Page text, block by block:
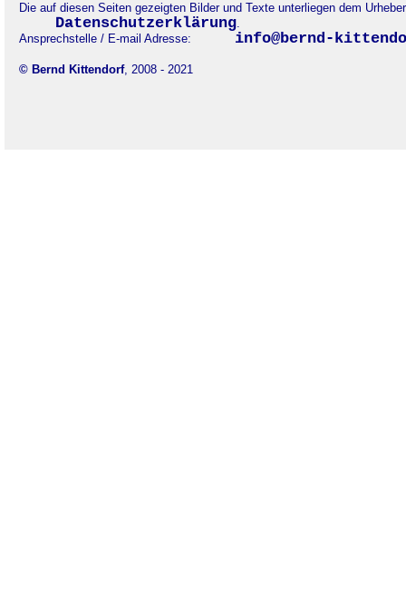
Die auf diesen Seiten gezeigten Bilder und Texte unterliegen dem
Datenschutzerklärung.
Ansprechstelle / E-mail Adresse:
info@bernd-
© Bernd Kittendorf, 2008 - 2021